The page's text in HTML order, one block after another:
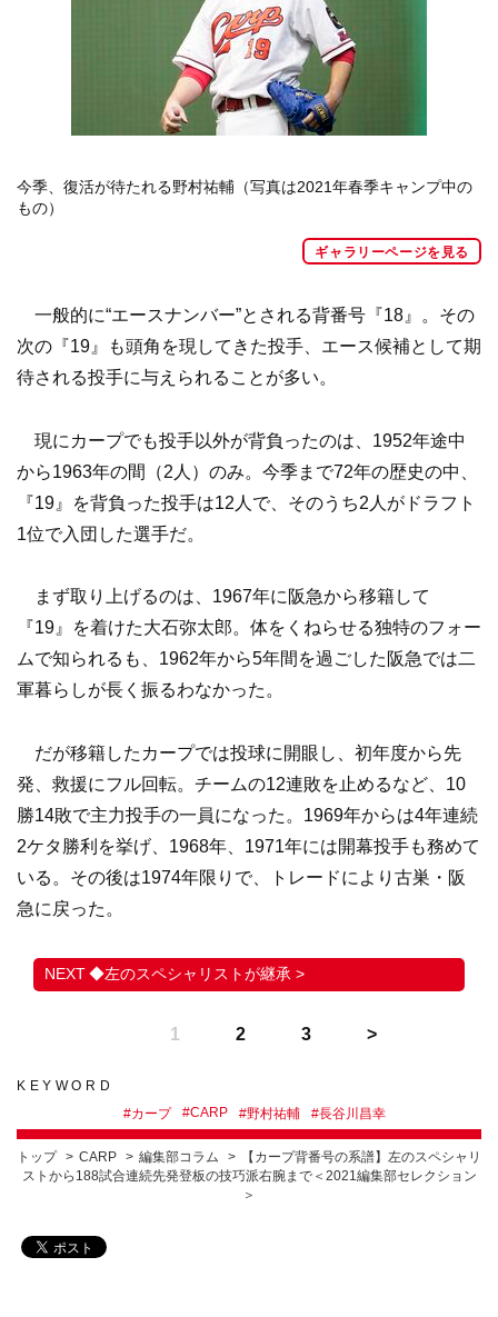
今季、復活が待たれる野村祐輔（写真は2021年春季キャンプ中の
もの）
ギャラリーページを見る
一般的に“エースナンバー”とされる背番号『18』。その
次の『19』も頭角を現してきた投手、エース候補として期
待される投手に与えられることが多い。
現にカープでも投手以外が背負ったのは、1952年途中
から1963年の間（2人）のみ。今季まで72年の歴史の中、
『19』を背負った投手は12人で、そのうち2人がドラフト
1位で入団した選手だ。
まず取り上げるのは、1967年に阪急から移籍して
『19』を着けた大石弥太郎。体をくねらせる独特のフォー
ムで知られるも、1962年から5年間を過ごした阪急では二
軍暮らしが長く振るわなかった。
だが移籍したカープでは投球に開眼し、初年度から先
発、救援にフル回転。チームの12連敗を止めるなど、10
勝14敗で主力投手の一員になった。1969年からは4年連続
2ケタ勝利を挙げ、1968年、1971年には開幕投手も務めて
いる。その後は1974年限りで、トレードにより古巣・阪
急に戻った。
​◆左のスペシャリストが継承 >
1 2 3
KEYWORD
#カープ #CARP #野村祐輔 #長谷川昌幸
トップ CARP 編集部コラム
【カープ背番号の系譜】左のスペシャリ
ストから188試合連続先発登板の技巧派右腕まで＜2021編集部セレクション
＞